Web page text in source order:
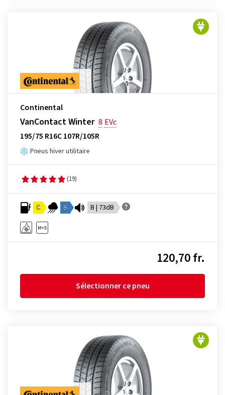
Continental
VanContact Winter 8 EVc
195/75 R16C 107R/105R
Pneus hiver utilitaire
(19)
C B B | 73dB
120,70 fr.
Sélectionner ce pneu